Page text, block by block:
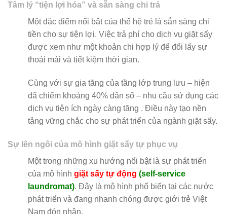
Tâm lý “tiện lợi hóa” và sẵn sàng chi trả
Một đặc điểm nổi bật của thế hệ trẻ là sẵn sàng chi
tiền cho sự tiện lợi. Việc trả phí cho dịch vụ giặt sấy
được xem như một khoản chi hợp lý để đổi lấy sự
thoải mái và tiết kiệm thời gian.
Cùng với sự gia tăng của tầng lớp trung lưu – hiện
đã chiếm khoảng 40% dân số – nhu cầu sử dụng các
dịch vụ tiện ích ngày càng tăng . Điều này tạo nền
tảng vững chắc cho sự phát triển của ngành giặt sấy.
Sự lên ngôi của mô hình giặt sấy tự phục vụ
Một trong những xu hướng nổi bật là sự phát triển
của mô hình giặt sấy tự động (self-service
laundromat). Đây là mô hình phổ biến tại các nước
phát triển và đang nhanh chóng được giới trẻ Việt
Nam đón nhận.